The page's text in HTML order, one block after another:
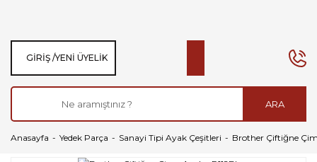
ARA
GIRIŞ /YENI ÜYELIK
Anasayfa Yedek Parça Sanayi Tipi Ayak Çeşitleri Brother Çiftiğne